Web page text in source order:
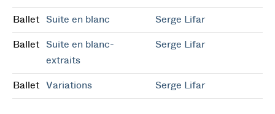
Ballet Suite en blanc Serge Lifar
Ballet
Suite en blanc-
extraits
Serge Lifar
Ballet Variations Serge Lifar